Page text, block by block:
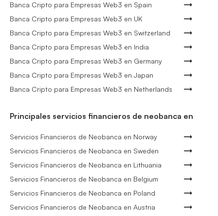
Banca Cripto para Empresas Web3 en Spain
Banca Cripto para Empresas Web3 en UK
Banca Cripto para Empresas Web3 en Switzerland
Banca Cripto para Empresas Web3 en India
Banca Cripto para Empresas Web3 en Germany
Banca Cripto para Empresas Web3 en Japan
Banca Cripto para Empresas Web3 en Netherlands
Principales servicios financieros de neobanca en
Servicios Financieros de Neobanca en Norway
Servicios Financieros de Neobanca en Sweden
Servicios Financieros de Neobanca en Lithuania
Servicios Financieros de Neobanca en Belgium
Servicios Financieros de Neobanca en Poland
Servicios Financieros de Neobanca en Austria